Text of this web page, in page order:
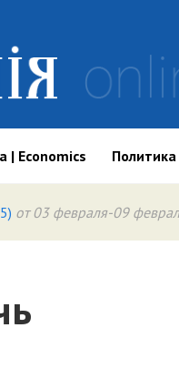
| Economics
от 03 февраля-09